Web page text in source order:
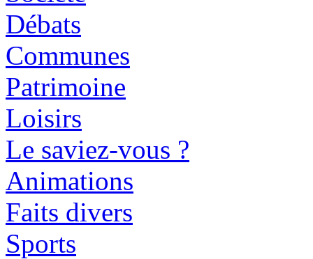
Débats
Communes
Patrimoine
Loisirs
Le saviez-vous ?
Animations
Faits divers
Sports